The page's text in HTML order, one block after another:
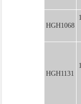
HGH1068
HGH1131